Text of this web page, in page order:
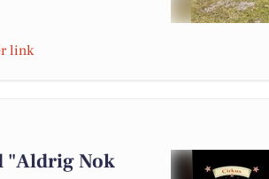
link
"Aldrig Nok